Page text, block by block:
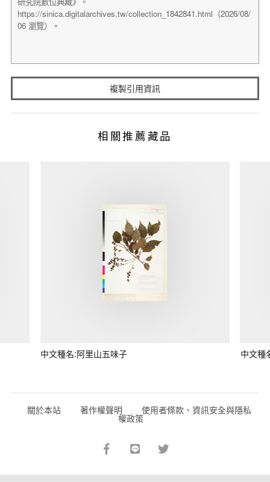
複製引用資訊
相關推薦藏品
中文種名:阿里山五味子 中文種
關於本站 著作權聲明 使用者條款、資訊安全與隱私
權政策